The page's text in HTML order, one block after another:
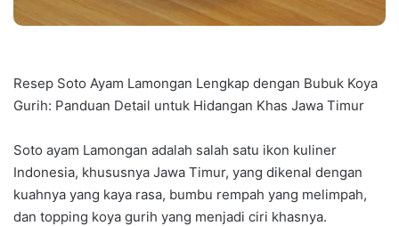
Resep Soto Ayam Lamongan Lengkap dengan Bubuk Koya
Gurih: Panduan Detail untuk Hidangan Khas Jawa Timur
Soto ayam Lamongan adalah salah satu ikon kuliner
Indonesia, khususnya Jawa Timur, yang dikenal dengan
kuahnya yang kaya rasa, bumbu rempah yang melimpah,
dan topping koya gurih yang menjadi ciri khasnya.